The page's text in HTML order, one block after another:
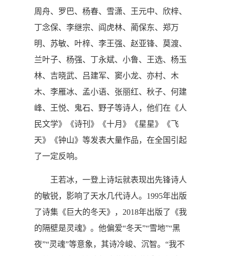
周舟、罗巴、杨春、雪潇、王元中、欣梓、
丁念保、李继宗、阎虎林、蔺保东、郑万
明、苏敏、叶梓、李王强、赵亚锋、莫渡、
兰叶子、杨强、丁永斌、小鲁、王选、杨玉
林、吉晓武、吕建军、窦小龙、亦村、木
木、李雁冰、孟小语、张丽红、秋子、何建
峰、王悦、鬼石、野子等诗人，他们在《人
民文学》《诗刊》《十月》《星星》《飞
天》《钟山》等发表大量作品，在全国引起
了一定反响。
王若冰，一登上诗坛就表现出先锋诗人
的敏锐，影响了天水几代诗人。1995年出版
了诗集《巨大的冬天》，2018年出版了《我
的隔壁是灵魂》。他偏爱“冬天”“雪地”“黑
夜”“灵魂”等意象，其诗冷峻、沉智。“我不